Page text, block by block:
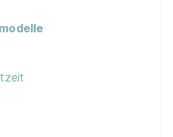
Heimstiftung